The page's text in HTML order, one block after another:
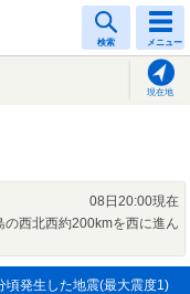
検索 メニュー
現在地
08日20:00現在
西北西約200kmを西に進ん
頃発生した地震(最大震度1)